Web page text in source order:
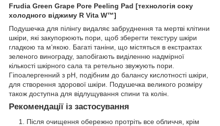
Frudia Green Grape Pore Peeling Pad [технологія соку
холодного віджиму R Vita W™]
Подушечка для пілінгу видаляє забруднення та мертві клітини
шкіри, які закупорюють пори, щоб зберегти текстуру шкіри
гладкою та м’якою. Багаті таніни, що містяться в екстрактах
зеленого винограду, запобігають виділенню надмірної
кількості шкірного сала та ретельно звужують пори.
Гіпоалергенний з рН, подібним до балансу кислотності шкіри,
для створення здорової шкіри. Подушечка великого розміру
також доступна для відлущування спини та колін.
Рекомендації із застосування
Після очищення обережно протріть все обличчя, крім